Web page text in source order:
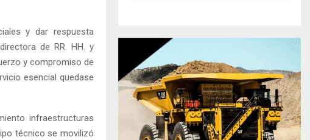
y dar respuesta
de RR. HH. y
y compromiso de
esencial quedase
infraestructuras
técnico se movilizó